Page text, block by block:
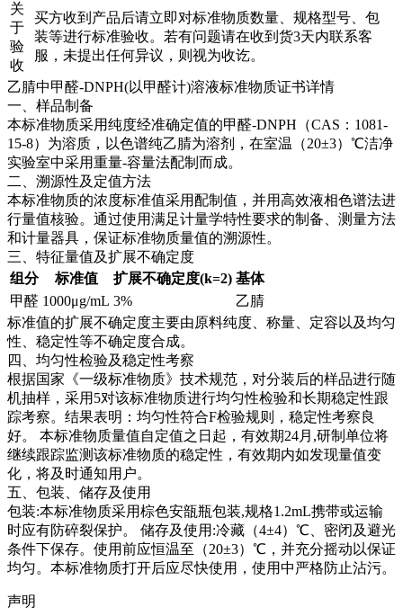
关
于
验
收
买方收到产品后请立即对标准物质数量、规格型号、包
装等进行标准验收。若有问题请在收到货3天内联系客
服，未提出任何异议，则视为收讫。
乙腈中甲醛-DNPH(以甲醛计)溶液标准物质证书详情
一、样品制备
本标准物质采用纯度经准确定值的甲醛-DNPH（CAS：1081-
15-8）为溶质，以色谱纯乙腈为溶剂，在室温（20±3）℃洁净
实验室中采用重量-容量法配制而成。
二、溯源性及定值方法
本标准物质的浓度标准值采用配制值，并用高效液相色谱法进
行量值核验。通过使用满足计量学特性要求的制备、测量方法
和计量器具，保证标准物质量值的溯源性。
三、特征量值及扩展不确定度
组分
标准值 扩展不确定度(k=2) 基体
甲醛 1000μg/mL 3%
乙腈
标准值的扩展不确定度主要由原料纯度、称量、定容以及均匀
性、稳定性等不确定度合成。
四、均匀性检验及稳定性考察
根据国家《一级标准物质》技术规范，对分装后的样品进行随
机抽样，采用5对该标准物质进行均匀性检验和长期稳定性跟
踪考察。结果表明：均匀性符合F检验规则，稳定性考察良
好。 本标准物质量值自定值之日起，有效期24月,研制单位将
继续跟踪监测该标准物质的稳定性，有效期内如发现量值变
化，将及时通知用户。
五、包装、储存及使用
包装:本标准物质采用棕色安瓿瓶包装,规格1.2mL携带或运输
时应有防碎裂保护。 储存及使用:冷藏（4±4）℃、密闭及避光
条件下保存。使用前应恒温至（20±3）℃，并充分摇动以保证
均匀。本标准物质打开后应尽快使用，使用中严格防止沾污。
声明